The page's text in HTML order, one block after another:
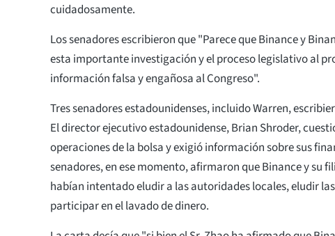
cuidadosamente.
Los senadores escribieron que "Parece que Binance y
esta importante investigación y el proceso legislativo al
información falsa y engañosa al Congreso".
Tres senadores estadounidenses, incluido Warren,
El director ejecutivo estadounidense, Brian Shroder,
operaciones de la bolsa y exigió información sobre sus
senadores, en ese momento, afirmaron que Binance y su
habían intentado eludir a las autoridades locales, eludir
participar en el lavado de dinero.